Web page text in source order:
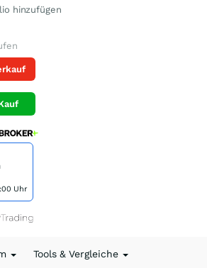
hinzufügen
Uhr
Tools & Vergleiche